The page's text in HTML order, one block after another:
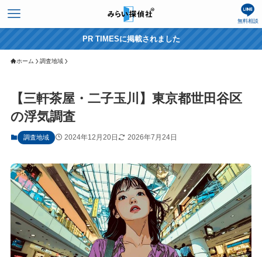
無料相談
PR TIMESに掲載されました
ホーム 調査地域
【三軒茶屋・二子玉川】東京都世田谷区
の浮気調査
調査地域 2024年12月20日 2026年7月24日